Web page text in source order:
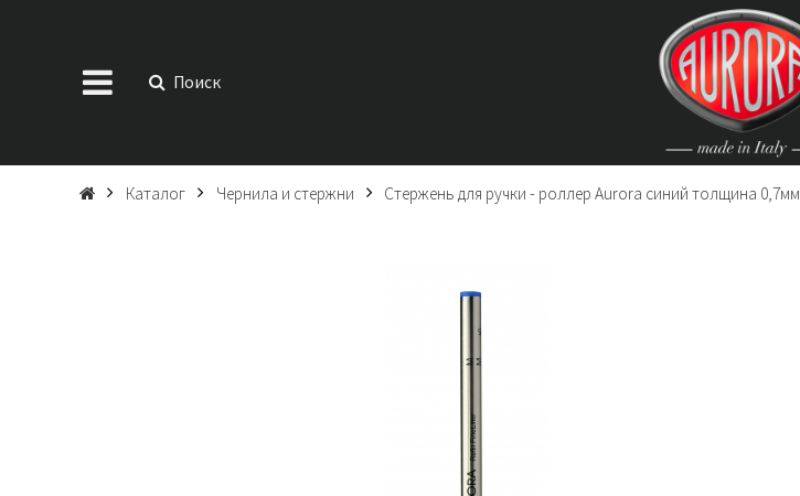
Поиск
Каталог Чернила и стержни Стержень для ручки - роллер Aurora синий толщина 0,7мм